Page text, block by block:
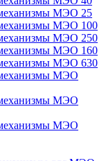
МЭО 25
МЭО 100
МЭО 250
МЭО 160
МЭО 630
МЭО
МЭО
МЭО